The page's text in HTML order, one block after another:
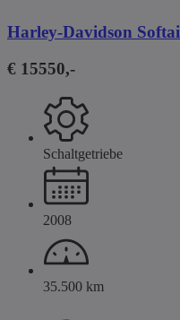
Harley-Davidson
€ 15550,-
Schaltgetriebe
2008
35.500 km